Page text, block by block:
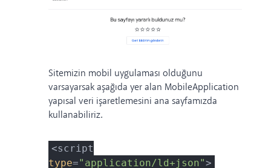
Sitemizin mobil uygulaması olduğunu
varsayarsak aşağıda yer alan MobileApplication
yapısal veri işaretlemesini ana sayfamızda
kullanabiliriz.
<script
type="application/ld+json">